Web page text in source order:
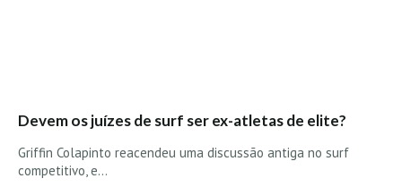
Devem os juízes de surf ser ex-atletas de elite?
Griffin Colapinto reacendeu uma discussão antiga no surf
competitivo, e…